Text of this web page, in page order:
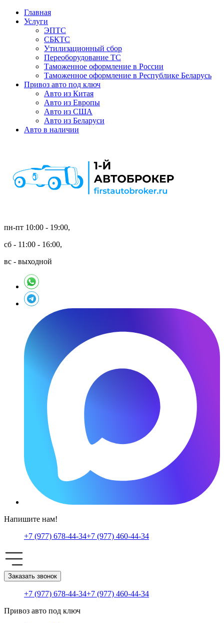
Главная
Услуги
ЭПТС
СБКТС
Утилизационный сбор
Переоборудование ТС
Таможенное оформление в России
Таможенное оформление в Республике Беларусь
Привоз авто под ключ
Авто из Китая
Авто из Европы
Авто из США
Авто из Беларуси
Авто в наличии
пн-пт 10:00 - 19:00,
сб - 11:00 - 16:00,
вс - выходной
Напишите нам!
+7 (977) 678-44-34+7 (977) 460-44-34
Заказать звонок
+7 (977) 678-44-34+7 (977) 460-44-34
Привоз авто под ключ